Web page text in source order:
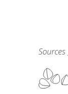
Sources